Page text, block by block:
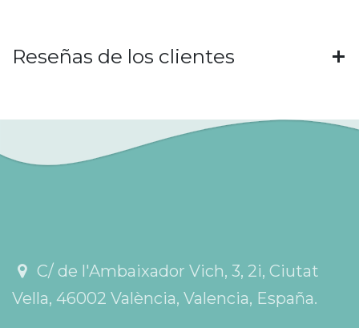
Reseñas de los clientes
C/ de l'Ambaixador Vich, 3, 2i, Ciutat
Vella, 46002 València, Valencia, España.